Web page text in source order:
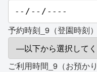
予約時刻_9（登園時刻
ご利用時間_9（お預か